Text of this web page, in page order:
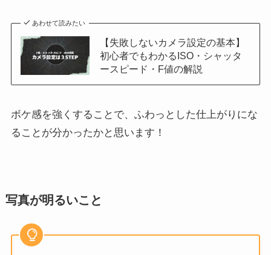
あわせて読みたい
【失敗しないカメラ設定の基本】
初心者でもわかるISO・シャッタ
ースピード・F値の解説
ボケ感を強くすることで、ふわっとした仕上がりにな
ることが分かったかと思います！
写真が明るいこと